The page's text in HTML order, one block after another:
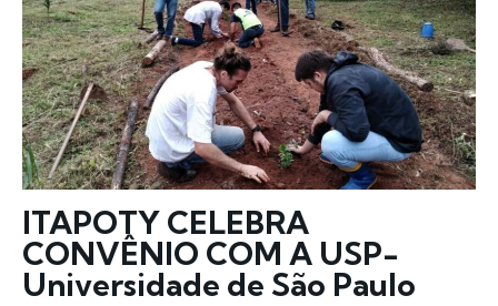
ITAPOTY CELEBRA
CONVÊNIO COM A USP-
Universidade de São Paulo